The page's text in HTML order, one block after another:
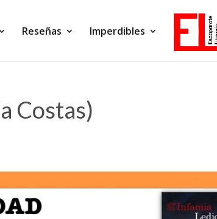
Reseñas Imperdibles
Costas)